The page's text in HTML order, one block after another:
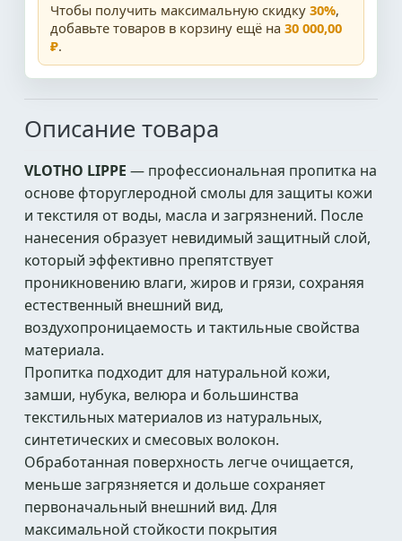
Чтобы получить максимальную скидку 30%,
добавьте товаров в корзину ещё на 30 000,00
₽.
Описание товара
VLOTHO LIPPE — профессиональная пропитка на
основе фторуглеродной смолы для защиты кожи
и текстиля от воды, масла и загрязнений. После
нанесения образует невидимый защитный слой,
который эффективно препятствует
проникновению влаги, жиров и грязи, сохраняя
естественный внешний вид,
воздухопроницаемость и тактильные свойства
материала.
Пропитка подходит для натуральной кожи,
замши, нубука, велюра и большинства
текстильных материалов из натуральных,
синтетических и смесовых волокон.
Обработанная поверхность легче очищается,
меньше загрязняется и дольше сохраняет
первоначальный внешний вид. Для
максимальной стойкости покрытия